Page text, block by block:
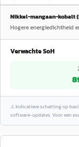
Nikkel-mangaan-kobalt
Hogere energiedichtheid
Verwachte SoH
⚠️Indicatieve schatting op
software-updates. Voor een